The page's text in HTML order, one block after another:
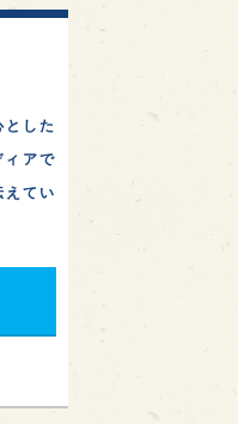
した
アで
えてい